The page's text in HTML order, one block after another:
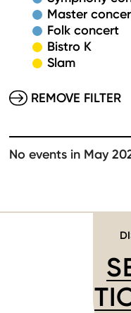
Master
Folk concert
Bistro K
Slam
REMOVE FILTER
No events in May